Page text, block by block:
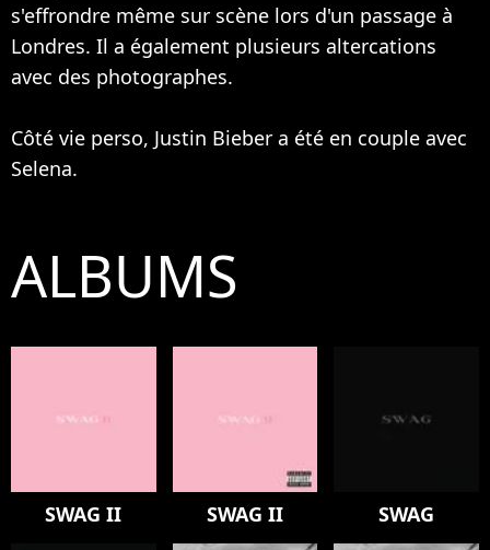
s'effrondre même sur scène lors d'un passage à
Londres. Il a également plusieurs altercations
avec des photographes.
Côté vie perso, Justin Bieber a été en couple avec
Selena.
ALBUMS
SWAG II SWAG II SWAG